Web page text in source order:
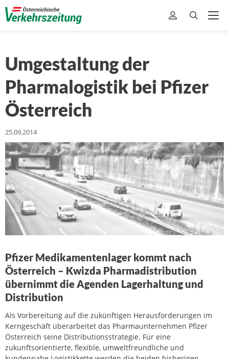
Umgestaltung der
Pharmalogistik bei Pfizer
Österreich
25.09.2014
Pfizer Medikamentenlager kommt nach
Österreich – Kwizda Pharmadistribution
übernimmt die Agenden Lagerhaltung und
Distribution
Als Vorbereitung auf die zukünftigen Herausforderungen im
Kerngeschäft überarbeitet das Pharmaunternehmen Pfizer
Österreich seine Distributionsstrategie. Für eine
zukunftsorientierte, flexible, umweltfreundliche und